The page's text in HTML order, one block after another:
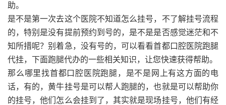
助。
是不是第一次去这个医院不知道怎么挂号，不了解挂号流程
的，特别是没有提前预约到号的，是不是是否感觉迷茫和不
知所措呢？别着急，没有号的，可以看看首都口腔医院跑腿
代挂，下面跑腿代办的一些相关知识，让您快速获得帮助。
那么哪里找首都口腔医院跑腿，是不是网上有这方面的电
话，有的，黄牛挂号是可以帮人跑腿的，也就是可以帮助你
的挂号，他们怎么会挂到了，其实就是现场挂号，他们有经